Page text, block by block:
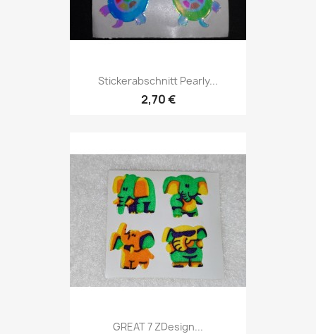
Stickerabschnitt Pearly...
2,70 €
GREAT 7 ZDesign...